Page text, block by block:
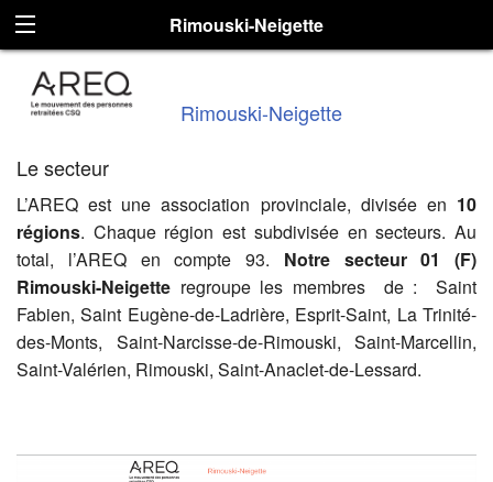
Rimouski-Neigette
Rimouski-Neigette
Le secteur
L’AREQ est une association provinciale, divisée en 10
régions. Chaque région est subdivisée en secteurs. Au
total, l’AREQ en compte 93. Notre secteur 01 (F)
Rimouski-Neigette regroupe les membres de : Saint
Fabien, Saint Eugène-de-Ladrière, Esprit-Saint, La Trinité-
des-Monts, Saint-Narcisse-de-Rimouski, Saint-Marcellin,
Saint-Valérien, Rimouski, Saint-Anaclet-de-Lessard.